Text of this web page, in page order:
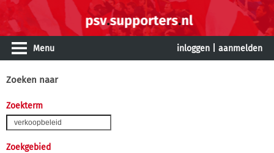
Menu inloggen aanmelden
Zoeken naar
Zoekterm
Zoekgebied